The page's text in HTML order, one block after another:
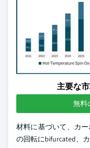
主要な
無料
材料に基づいて、カ
の回転にbifurcated、